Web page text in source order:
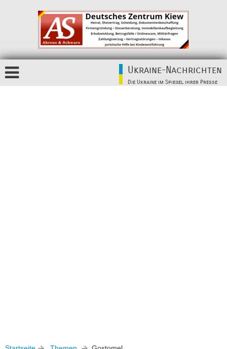
Ukraine-Nachrichten
Die Ukraine im Spiegel ihrer Presse